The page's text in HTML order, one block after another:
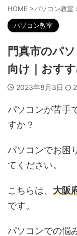
HOME >パソコン教室
パソコン教室
門真市のパ
向け｜おすす
2023年8月3日
パソコンが苦手
すか？
パソコンでお困
てください。
こちらは、 大阪
です。
パソコンでの悩